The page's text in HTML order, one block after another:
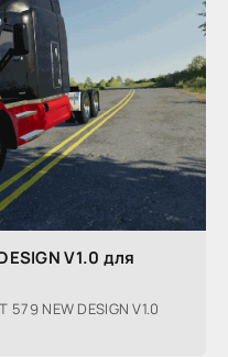
V1.0 для
NEW DESIGN V1.0